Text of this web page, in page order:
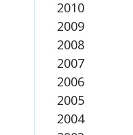
2010
2009
2008
2007
2006
2005
2004